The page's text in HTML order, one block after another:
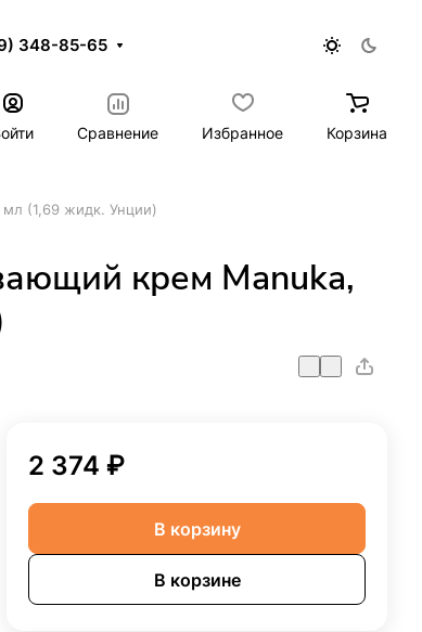
348-85-65
Сравнение Избранное Корзина
(1,69 жидк. Унции)
крем Manuka,
2 374 ₽
В корзину
В корзине